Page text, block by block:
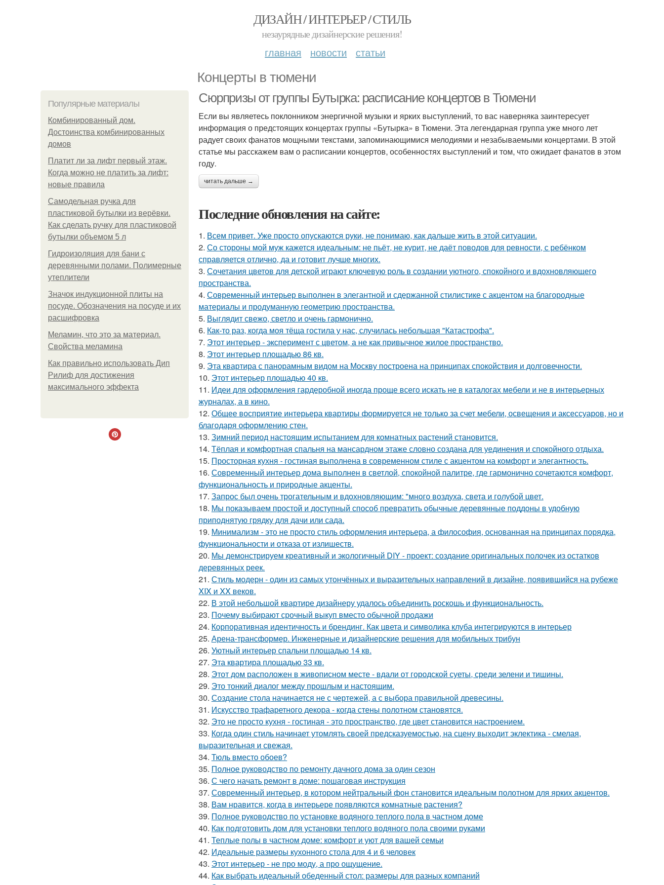
ДИЗАЙН / ИНТЕРЬЕР / СТИЛЬ
незаурядные дизайнерские решения!
главная новости статьи
Концерты в тюмени
Популярные материалы
Комбинированный дом.
Достоинства комбинированных
домов
Платит ли за лифт первый этаж.
Когда можно не платить за лифт:
новые правила
Самодельная ручка для
пластиковой бутылки из верёвки.
Как сделать ручку для пластиковой
бутылки объемом 5 л
Гидроизоляция для бани с
деревянными полами. Полимерные
утеплители
Значок индукционной плиты на
посуде. Обозначения на посуде и их
расшифровка
Меламин, что это за материал.
Свойства меламина
Как правильно использовать Дип
Рилиф для достижения
максимального эффекта
Сюрпризы от группы Бутырка: расписание концертов в Тюмени
Если вы являетесь поклонником энергичной музыки и ярких выступлений, то вас наверняка заинтересует
информация о предстоящих концертах группы «Бутырка» в Тюмени. Эта легендарная группа уже много лет
радует своих фанатов мощными текстами, запоминающимися мелодиями и незабываемыми концертами. В этой
статье мы расскажем вам о расписании концертов, особенностях выступлений и том, что ожидает фанатов в этом
году.
читать дальше →
Последние обновления на сайте:
1. Всем привет. Уже просто опускаются руки, не понимаю, как дальше жить в этой ситуации.
2. Со стороны мой муж кажется идеальным: не пьёт, не курит, не даёт поводов для ревности, с ребёнком
справляется отлично, да и готовит лучше многих.
3. Сочетания цветов для детской играют ключевую роль в создании уютного, спокойного и вдохновляющего
пространства.
4. Современный интерьер выполнен в элегантной и сдержанной стилистике с акцентом на благородные
материалы и продуманную геометрию пространства.
5. Выглядит свежо, светло и очень гармонично.
6. Как-то раз, когда моя тёща гостила у нас, случилась небольшая "Катастрофа".
7. Этот интерьер - эксперимент с цветом, а не как привычное жилое пространство.
8. Этот интерьер площадью 86 кв.
9. Эта квартира с панорамным видом на Москву построена на принципах спокойствия и долговечности.
10. Этот интерьер площадью 40 кв.
11. Идеи для оформления гардеробной иногда проще всего искать не в каталогах мебели и не в интерьерных
журналах, а в кино.
12. Общее восприятие интерьера квартиры формируется не только за счет мебели, освещения и аксессуаров, но и
благодаря оформлению стен.
13. Зимний период настоящим испытанием для комнатных растений становится.
14. Тёплая и комфортная спальня на мансардном этаже словно создана для уединения и спокойного отдыха.
15. Просторная кухня - гостиная выполнена в современном стиле с акцентом на комфорт и элегантность.
16. Современный интерьер дома выполнен в светлой, спокойной палитре, где гармонично сочетаются комфорт,
функциональность и природные акценты.
17. Запрос был очень трогательным и вдохновляющим: "много воздуха, света и голубой цвет.
18. Мы показываем простой и доступный способ превратить обычные деревянные поддоны в удобную
приподнятую грядку для дачи или сада.
19. Минимализм - это не просто стиль оформления интерьера, а философия, основанная на принципах порядка,
функциональности и отказа от излишеств.
20. Мы демонстрируем креативный и экологичный DIY - проект: создание оригинальных полочек из остатков
деревянных реек.
21. Стиль модерн - один из самых утончённых и выразительных направлений в дизайне, появившийся на рубеже
XIX и XX веков.
22. В этой небольшой квартире дизайнеру удалось объединить роскошь и функциональность.
23. Почему выбирают срочный выкуп вместо обычной продажи
24. Корпоративная идентичность и брендинг. Как цвета и символика клуба интегрируются в интерьер
25. Арена-трансформер. Инженерные и дизайнерские решения для мобильных трибун
26. Уютный интерьер спальни площадью 14 кв.
27. Эта квартира площадью 33 кв.
28. Этот дом расположен в живописном месте - вдали от городской суеты, среди зелени и тишины.
29. Это тонкий диалог между прошлым и настоящим.
30. Создание стола начинается не с чертежей, а с выбора правильной древесины.
31. Искусство трафаретного декора - когда стены полотном становятся.
32. Это не просто кухня - гостиная - это пространство, где цвет становится настроением.
33. Когда один стиль начинает утомлять своей предсказуемостью, на сцену выходит эклектика - смелая,
выразительная и свежая.
34. Тюль вместо обоев?
35. Полное руководство по ремонту дачного дома за один сезон
36. С чего начать ремонт в доме: пошаговая инструкция
37. Современный интерьер, в котором нейтральный фон становится идеальным полотном для ярких акцентов.
38. Вам нравится, когда в интерьере появляются комнатные растения?
39. Полное руководство по установке водяного теплого пола в частном доме
40. Как подготовить дом для установки теплого водяного пола своими руками
41. Теплые полы в частном доме: комфорт и уют для вашей семьи
42. Идеальные размеры кухонного стола для 4 и 6 человек
43. Этот интерьер - не про моду, а про ощущение.
44. Как выбрать идеальный обеденный стол: размеры для разных компаний